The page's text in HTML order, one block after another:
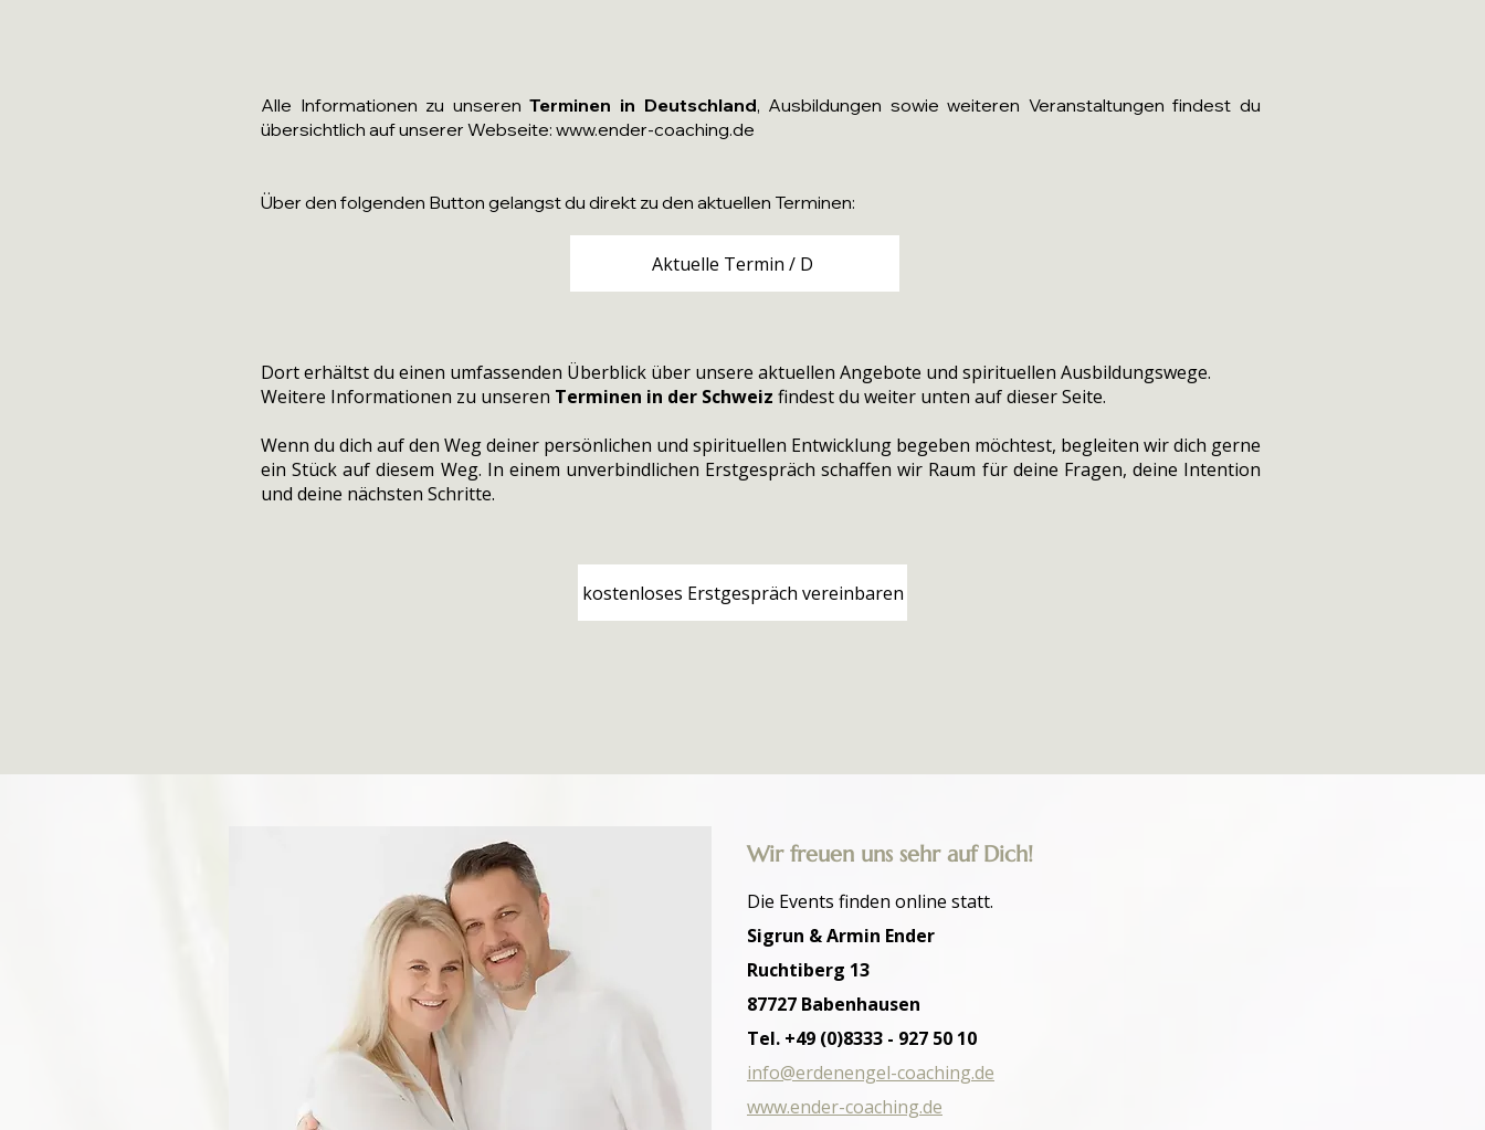
Alle Informationen zu unserenTerminen in Deutschland, Ausbildungen sowie weiteren Veranstaltungen findest du
übersichtlich auf unserer Webseite: www.ender-coaching.de
Über den folgenden Button gelangst du direkt zu den aktuellen Terminen:
Dort erhältst du einen umfassenden Überblick über unsere aktuellen Angebote und spirituellen Ausbildungswege.
Weitere Informationen zu unseren Terminen in der Schweiz findest du weiter unten auf dieser Seite.
Wenn du dich auf den Weg deiner persönlichen und spirituellen Entwicklung begeben möchtest, begleiten wir dich gerne
ein Stück auf diesem Weg. In einem unverbindlichen Erstgespräch schaffen wir Raum für deine Fragen, deine Intention
und deine nächsten Schritte.
Aktuelle Termin / D
kostenloses Erstgespräch vereinbaren
Wir freuen uns sehr auf Dich!
Die Events finden online statt.
Sigrun & Armin Ender
Ruchtiberg 13
87727 Babenhausen
Tel. +49 (0)8333 - 927 50 10
info@erdenengel-coaching.de
www.ender-coaching.de